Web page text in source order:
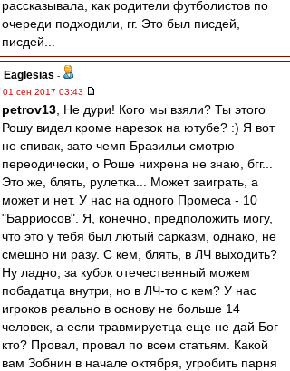
рассказывала, как родители футболистов по
очереди подходили, гг. Это был писдей,
писдей...
Eaglesias -
01 сен 2017 03:43
petrov13 , Не дури! Кого мы взяли? Ты этого
Рошу видел кроме нарезок на ютубе? :) Я вот
не спивак, зато чемп Бразильи смотрю
переодически, о Роше нихрена не знаю, бгг...
Это же, блять, рулетка... Может заиграть, а
может и нет. У нас на одного Промеса - 10
"Барриосов". Я, конечно, предположить могу,
что это у тебя был лютый сарказм, однако, не
смешно ни разу. С кем, блять, в ЛЧ выходить?
Ну ладно, за кубок отечественный можем
побадатца внутри, но в ЛЧ-то с кем? У нас
игроков реально в основу не больше 14
человек, а если травмируетца еще не дай Бог
кто? Провал, провал по всем статьям. Какой
вам Зобнин в начале октября, угробить парня